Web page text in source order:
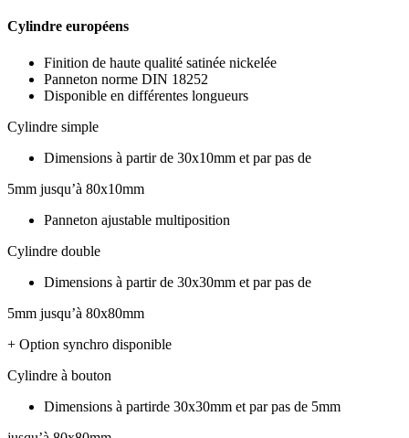
Cylindre européens
Finition de haute qualité satinée nickelée
Panneton norme DIN 18252
Disponible en différentes longueurs
Cylindre simple
Dimensions à partir de 30x10mm et par pas de
5mm jusqu’à 80x10mm
Panneton ajustable multiposition
Cylindre double
Dimensions à partir de 30x30mm et par pas de
5mm jusqu’à 80x80mm
+ Option synchro disponible
Cylindre à bouton
Dimensions à partirde 30x30mm et par pas de 5mm